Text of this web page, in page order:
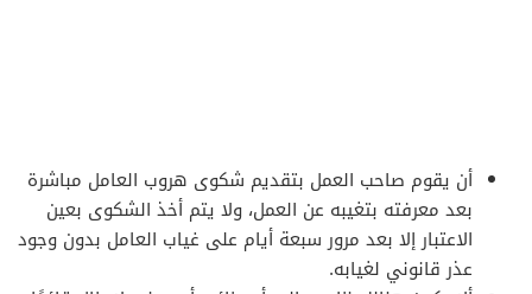
أن يقوم صاحب العمل بتقديم شكوى هروب العامل مباشرة
بعد معرفته بتغيبه عن العمل، ولا يتم أخذ الشكوى بعين
الاعتبار إلا بعد مرور سبعة أيام على غياب العامل بدون وجود
عذر قانوني لغيابه.